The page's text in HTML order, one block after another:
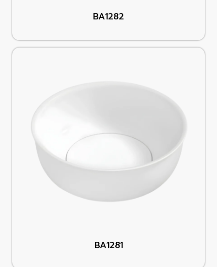
BA1282
BA1281